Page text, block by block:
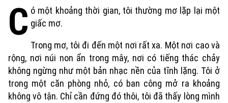
C ó một khoảng thời gian, tôi thường mơ lặp lại một
giấc mơ.
Trong mơ, tôi đi đến một nơi rất xa. Một nơi cao và
rộng, nơi núi non ẩn trong mây, nơi có tiếng thác chảy
không ngừng như một bản nhạc nền của tĩnh lặng. Tôi ở
trong một căn phòng nhỏ, có ban công mở ra khoảng
không vô tận. Chỉ cần đứng đó thôi, tôi đã thấy lòng mình